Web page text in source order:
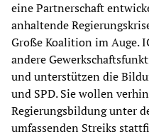
eine Partnerschaft
anhaltende
Große Koalition im Auge.
andere
und unterstützen die
und SPD. Sie wollen
Regierungsbildung unter
umfassenden Streiks